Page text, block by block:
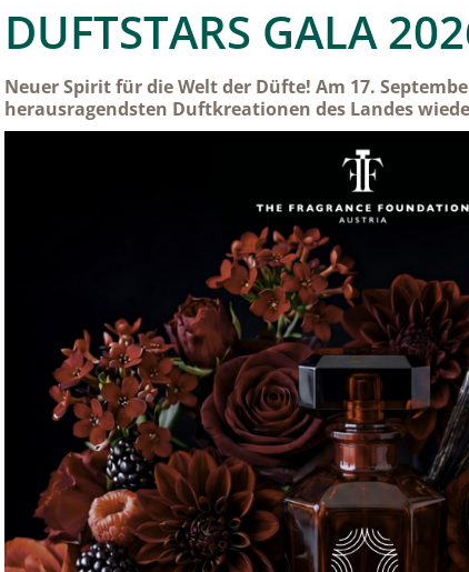
DUFTSTARS GALA
Neuer Spirit für die Welt der Düfte! Am 17.
herausragendsten Duftkreationen des Landes